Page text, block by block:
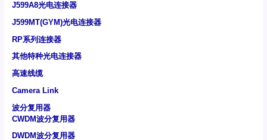
J599A8光电连接器
J599MT(GYM)光电连接器
RP系列连接器
其他特种光电连接器
高速线缆
Camera Link
波分复用器
CWDM波分复用器
DWDM波分复用器